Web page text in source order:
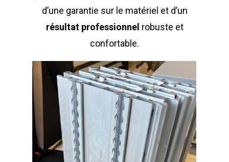
d’une garantie sur le matériel et d’un
résultat professionnel robuste et
confortable.